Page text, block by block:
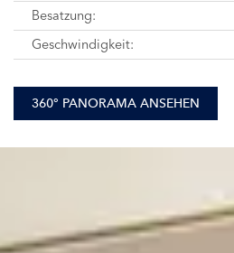
Besatzung:
Geschwindigkeit:
360° PANORAMA ANSEHEN